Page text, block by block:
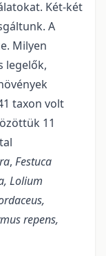
Két-két
A
Milyen
legelők,
taxon volt
11
, Festuca
Lolium
repens,